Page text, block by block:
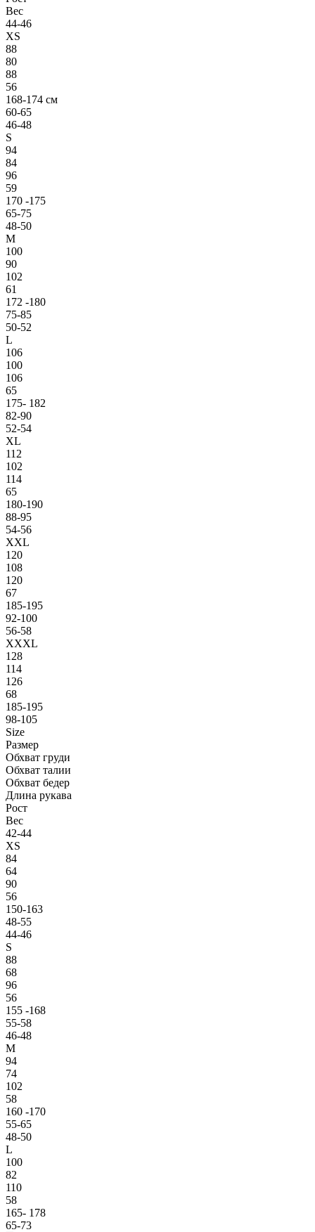
Вес
44-46
XS
88
80
88
56
168-174 см
60-65
46-48
S
94
84
96
59
170 -175
65-75
48-50
M
100
90
102
61
172 -180
75-85
50-52
L
106
100
106
65
175- 182
82-90
52-54
XL
112
102
114
65
180-190
88-95
54-56
XXL
120
108
120
67
185-195
92-100
56-58
XXXL
128
114
126
68
185-195
98-105
Size
Размер
Обхват груди
Обхват талии
Обхват бедер
Длина рукава
Рост
Вес
42-44
XS
84
64
90
56
150-163
48-55
44-46
S
88
68
96
56
155 -168
55-58
46-48
M
94
74
102
58
160 -170
55-65
48-50
L
100
82
110
58
165- 178
65-73